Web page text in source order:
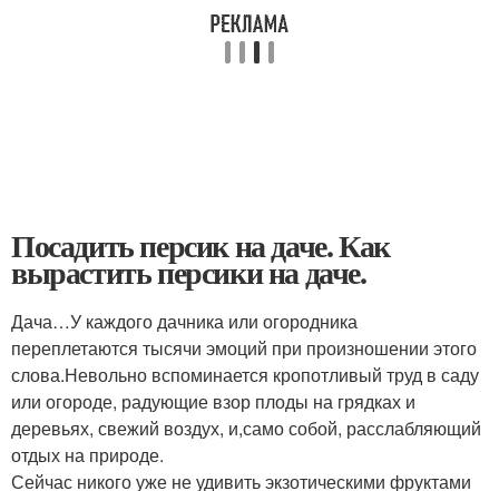
Посадить персик на даче. Как
вырастить персики на даче.
Дача…У каждого дачника или огородника
переплетаются тысячи эмоций при произношении этого
слова.Невольно вспоминается кропотливый труд в саду
или огороде, радующие взор плоды на грядках и
деревьях, свежий воздух, и,само собой, расслабляющий
отдых на природе.
Сейчас никого уже не удивить экзотическими фруктами